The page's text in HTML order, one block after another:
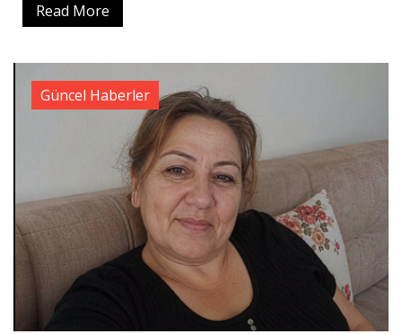
Read More
Güncel Haberler